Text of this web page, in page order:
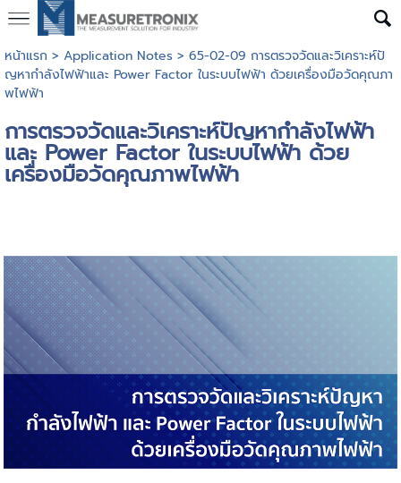
หน้าแรก > Application Notes> 65-02-09 การตรวจวัดและวิเคราะห์ปั
ญหากำลังไฟฟ้าและ Power Factor ในระบบไฟฟ้า ด้วยเครื่องมือวัดคุณภา
พไฟฟ้า
การตรวจวัดและวิเคราะห์ปัญหากำลังไฟฟ้า
และ Power Factor ในระบบไฟฟ้า ด้วย
เครื่องมือวัดคุณภาพไฟฟ้า